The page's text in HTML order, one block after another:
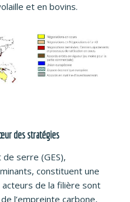
et en bovins.
des stratégies
serre (GES),
constituent une
de la filière sont
l’empreinte carbone,